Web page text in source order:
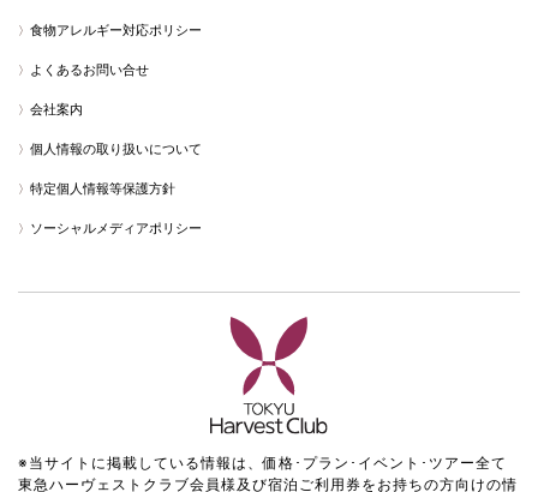
食物アレルギー対応ポリシー
よくあるお問い合せ
会社案内
個人情報の取り扱いについて
特定個人情報等保護方針
ソーシャルメディアポリシー
※当サイトに掲載している情報は、価格･プラン･イベント･ツアー全て
東急ハーヴェストクラブ会員様及び宿泊ご利用券をお持ちの方向けの情